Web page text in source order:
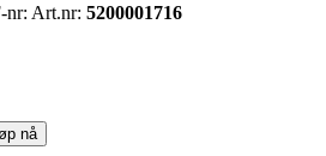
nr: Art.nr: 5200001716
nå